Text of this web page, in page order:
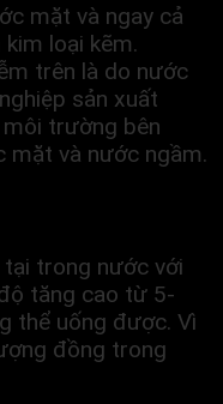
mặt và ngay cả
loại kẽm.
trên là do nước
sản xuất
trường bên
mặt và nước ngầm.
trong nước với
tăng cao từ 5-
thể uống được. Vì
đồng trong